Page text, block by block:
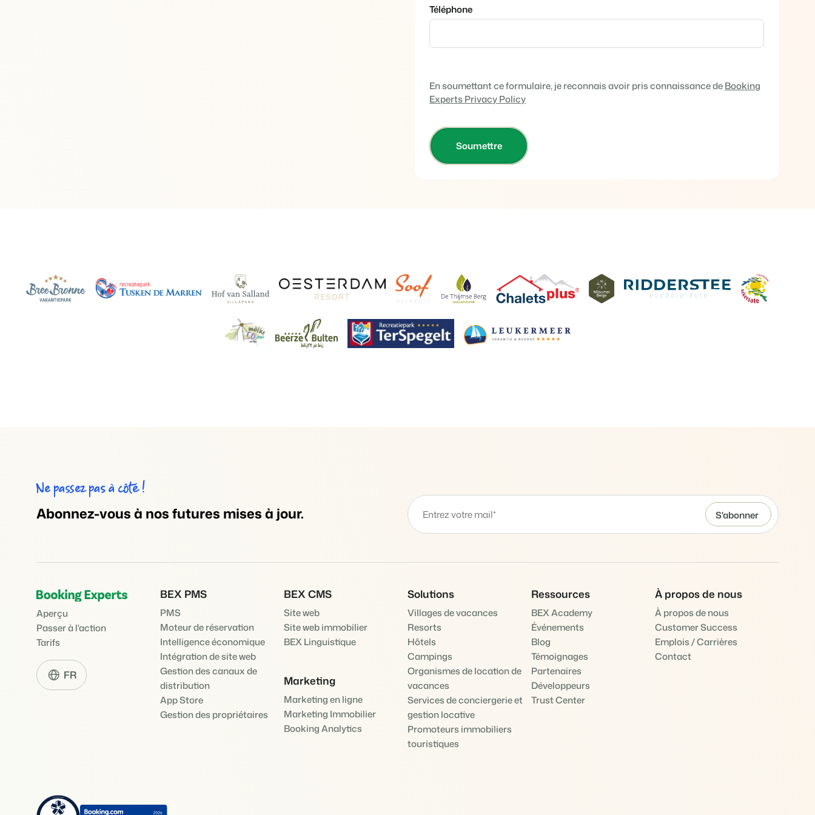
Attirez des prospects pour la vente de vos biens locatifs.
BEX Linguistique
Marketing
La puissante alliance entre stratégie de marque et marketing de performance
Marketing Immobilier
Présentation de Booking Experts
Découvrez les possibilités infinies de la plateforme Booking Experts
Pour les Parcs de Vacances
Découvrez les avantages de Booking Experts pour un parc de vacances
Faites notre connaissance lors de différents événements
La confiance chez Booking Experts
À propos de nous
Obtenez des réponses á vos questions.
Emplois / Carrièrres
Téléphone
En soumettant ce formulaire, je reconnais avoir pris connaissance deBooking
Experts Privacy Policy
Ne passez pas à côté !
Abonnez-vous à nos futures mises à jour.
Aperçu
Passer à l'action
Tarifs
FR
BEX PMS
PMS
Moteur de réservation
Intelligence économique
Intégration de site web
Gestion des canaux de
distribution
App Store
Gestion des propriétaires
BEX CMS
Site web
Site web immobilier
BEX Linguistique
Marketing
Marketing en ligne
Marketing Immobilier
Booking Analytics
Solutions
Villages de vacances
Resorts
Hôtels
Campings
Organismes de location de
vacances
Services de conciergerie et
gestion locative
Promoteurs immobiliers
touristiques
Ressources
BEX Academy
Événements
Blog
Témoignages
Partenaires
Développeurs
Trust Center
À propos de nous
À propos de nous
Customer Success
Emplois / Carrières
Contact